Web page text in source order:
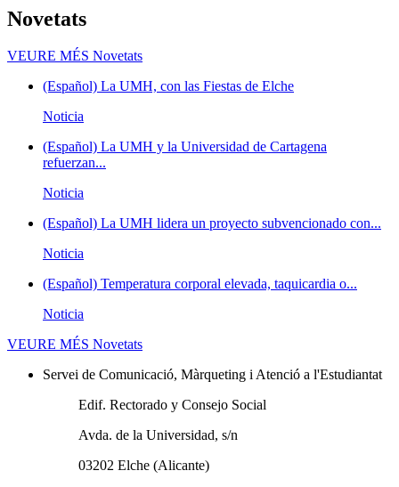
Novetats
VEURE MÉS Novetats
(Español) La UMH, con las Fiestas de Elche
Noticia
(Español) La UMH y la Universidad de Cartagena
refuerzan...
Noticia
(Español) La UMH lidera un proyecto subvencionado con...
Noticia
(Español) Temperatura corporal elevada, taquicardia o...
Noticia
VEURE MÉS Novetats
Servei de Comunicació, Màrqueting i Atenció a l'Estudiantat
Edif. Rectorado y Consejo Social
Avda. de la Universidad, s/n
03202 Elche (Alicante)